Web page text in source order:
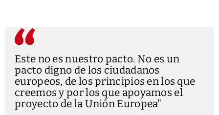
Este no es nuestro pacto. No es un
pacto digno de los ciudadanos
europeos, de los principios en los que
creemos y por los que apoyamos el
proyecto de la Unión Europea